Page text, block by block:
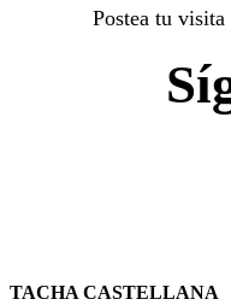
Postea tu visita
TACHA CASTELLANA